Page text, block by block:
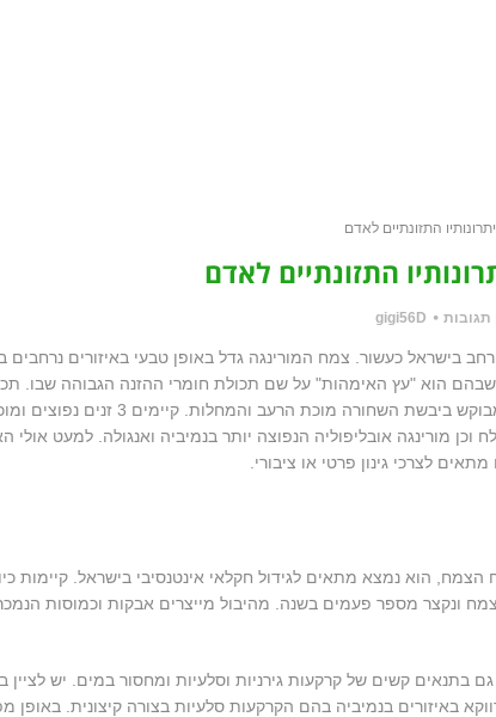
התזונתיים לאדם
התזונתיים לאדם
תגובות gigi56D
בישראל כעשור. צמח המורינגה גדל באופן טבעי באיזורים
הוא "עץ האימהות" על שם תכולת חומרי ההזנה הגבוהה שבו.
בסיס לתזונת ילדים – מצרך מבוקש
מורינגה אובליפוליה הנפוצה יותר בנמיביה ואנגולה. למעט אולי
לצרכי גינון פרטי או ציבורי.
הצמח, הוא נמצא מתאים לגידול חקלאי אינטנסיבי בישראל. קיימות
ונקצר מספר פעמים בשנה. מהיבול מייצרים אבקות וכמוסות
בתנאים קשים של קרקעות גירניות וסלעיות ומחסור במים. יש לציין
באיזורים בנמיביה בהם הקרקעות סלעיות בצורה קיצונית. באופן